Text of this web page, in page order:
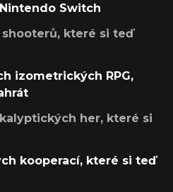
Switch
které si teď
izometrických RPG,
her, které si
kooperací, které si teď